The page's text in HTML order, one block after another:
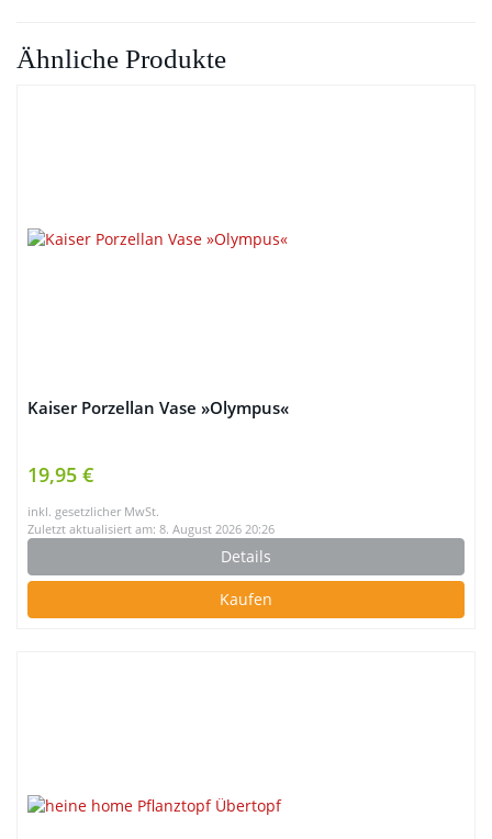
Ähnliche Produkte
Kaiser Porzellan Vase »Olympus«
19,95 €
inkl. gesetzlicher MwSt.
Zuletzt aktualisiert am: 8. August 2026 20:26
Details
Kaufen